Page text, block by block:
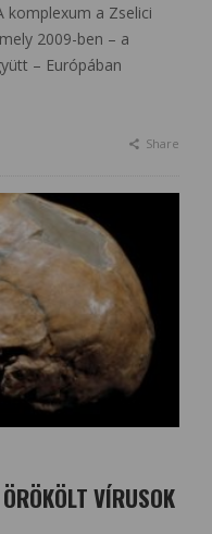
komplexum a Zselici
2009-ben – a
– Európában
Share
VÍRUSOK